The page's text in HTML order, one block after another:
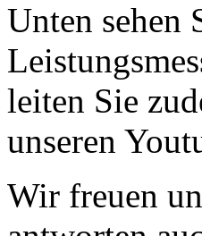
Unten sehen
leiten Sie
unseren
Wir freuen